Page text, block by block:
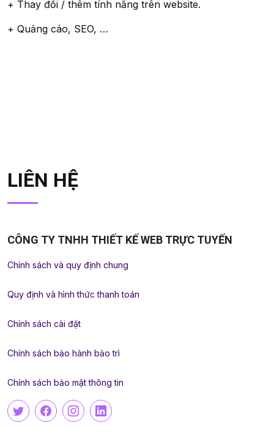
+ Thay đổi / thêm tính năng trên website.
+ Quảng cáo, SEO, …
LIÊN HỆ
CÔNG TY TNHH THIẾT KẾ WEB TRỰC TUYẾN
Chính sách và quy định chung
Quy định và hình thức thanh toán
Chính sách cài đặt
Chính sách bảo hành bảo trì
Chính sách bảo mật thông tin